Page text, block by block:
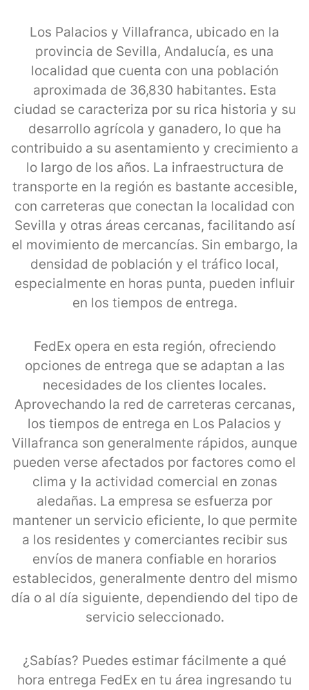
Los Palacios y Villafranca, ubicado en la
provincia de Sevilla, Andalucía, es una
localidad que cuenta con una población
aproximada de 36,830 habitantes. Esta
ciudad se caracteriza por su rica historia y su
desarrollo agrícola y ganadero, lo que ha
contribuido a su asentamiento y crecimiento a
lo largo de los años. La infraestructura de
transporte en la región es bastante accesible,
con carreteras que conectan la localidad con
Sevilla y otras áreas cercanas, facilitando así
el movimiento de mercancías. Sin embargo, la
densidad de población y el tráfico local,
especialmente en horas punta, pueden influir
en los tiempos de entrega.
FedEx opera en esta región, ofreciendo
opciones de entrega que se adaptan a las
necesidades de los clientes locales.
Aprovechando la red de carreteras cercanas,
los tiempos de entrega en Los Palacios y
Villafranca son generalmente rápidos, aunque
pueden verse afectados por factores como el
clima y la actividad comercial en zonas
aledañas. La empresa se esfuerza por
mantener un servicio eficiente, lo que permite
a los residentes y comerciantes recibir sus
envíos de manera confiable en horarios
establecidos, generalmente dentro del mismo
día o al día siguiente, dependiendo del tipo de
servicio seleccionado.
¿Sabías? Puedes estimar fácilmente a qué
hora entrega FedEx en tu área ingresando tu